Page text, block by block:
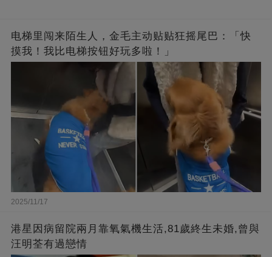
电梯里闯来陌生人，金毛主动贴贴狂摇尾巴：「快
摸我！我比电梯按钮好玩多啦！」
2025/11/17
港星因病留院兩月靠氧氣機生活,81歲終生未婚,曾與
汪明荃有過戀情